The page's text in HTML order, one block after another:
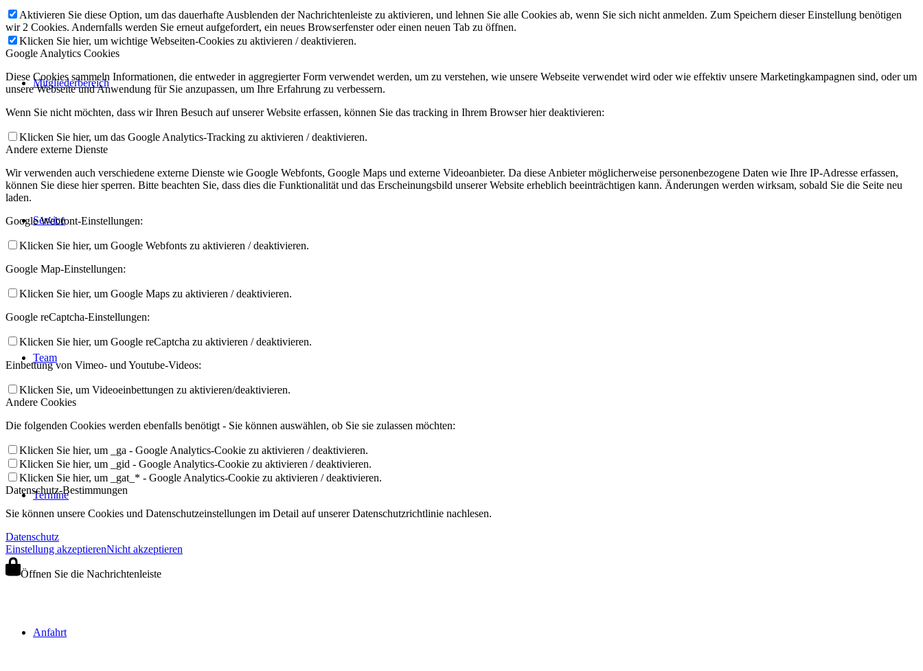
Mitgliederbereich
Service
Team
Termine
Anfahrt
Aktivieren Sie diese Option, um das dauerhafte Ausblenden der Nachrichtenleiste zu aktivieren, und lehnen Sie alle Cookies ab, wenn Sie sich nicht anmelden. Zum Speichern dieser Einstellung benötigen
wir 2 Cookies. Andernfalls werden Sie erneut aufgefordert, ein neues Browserfenster oder einen neuen Tab zu öffnen.
Klicken Sie hier, um wichtige Webseiten-Cookies zu aktivieren / deaktivieren.
Google Analytics Cookies
Diese Cookies sammeln Informationen, die entweder in aggregierter Form verwendet werden, um zu verstehen, wie unsere Webseite verwendet wird oder wie effektiv unsere Marketingkampagnen sind, oder um
unsere Webseite und Anwendung für Sie anzupassen, um Ihre Erfahrung zu verbessern.
Wenn Sie nicht möchten, dass wir Ihren Besuch auf unserer Website erfassen, können Sie das tracking in Ihrem Browser hier deaktivieren:
Klicken Sie hier, um das Google Analytics-Tracking zu aktivieren / deaktivieren.
Andere externe Dienste
Wir verwenden auch verschiedene externe Dienste wie Google Webfonts, Google Maps und externe Videoanbieter. Da diese Anbieter möglicherweise personenbezogene Daten wie Ihre IP-Adresse erfassen,
können Sie diese hier sperren. Bitte beachten Sie, dass dies die Funktionalität und das Erscheinungsbild unserer Website erheblich beeinträchtigen kann. Änderungen werden wirksam, sobald Sie die Seite neu
laden.
Google Webfont-Einstellungen:
Klicken Sie hier, um Google Webfonts zu aktivieren / deaktivieren.
Google Map-Einstellungen:
Klicken Sie hier, um Google Maps zu aktivieren / deaktivieren.
Google reCaptcha-Einstellungen:
Klicken Sie hier, um Google reCaptcha zu aktivieren / deaktivieren.
Einbettung von Vimeo- und Youtube-Videos:
Klicken Sie, um Videoeinbettungen zu aktivieren/deaktivieren.
Andere Cookies
Die folgenden Cookies werden ebenfalls benötigt - Sie können auswählen, ob Sie sie zulassen möchten:
Klicken Sie hier, um _ga - Google Analytics-Cookie zu aktivieren / deaktivieren.
Klicken Sie hier, um _gid - Google Analytics-Cookie zu aktivieren / deaktivieren.
Klicken Sie hier, um _gat_* - Google Analytics-Cookie zu aktivieren / deaktivieren.
Datenschutz-Bestimmungen
Sie können unsere Cookies und Datenschutzeinstellungen im Detail auf unserer Datenschutzrichtlinie nachlesen.
Datenschutz
Einstellung akzeptierenNicht akzeptieren
Öffnen Sie die Nachrichtenleiste